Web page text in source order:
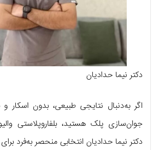
دکتر نیما حدادیان
اگر به‌دنبال نتایجی طبیعی، بدون اسکار و
جوان‌سازی پلک هستید، بلفاروپلاستی
دکتر نیما حدادیان انتخابی منحصر به‌فرد